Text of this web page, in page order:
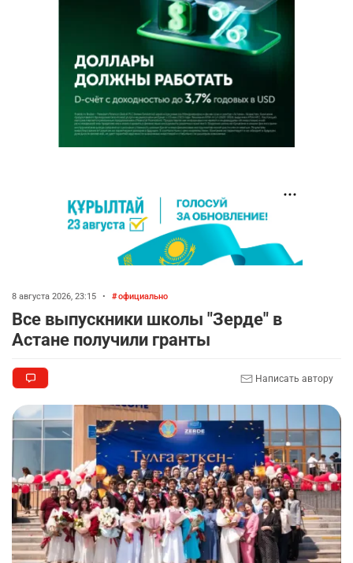
8 августа 2026, 23:15 • официально
Все выпускники школы "Зерде" в
Астане получили гранты
Написать автору